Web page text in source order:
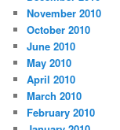
November 2010
October 2010
June 2010
May 2010
April 2010
March 2010
February 2010